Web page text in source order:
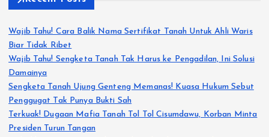
Wajib Tahu! Cara Balik Nama Sertifikat Tanah Untuk Ahli Waris
Biar Tidak Ribet
Wajib Tahu! Sengketa Tanah Tak Harus ke Pengadilan, Ini Solusi
Damainya
Sengketa Tanah Ujung Genteng Memanas! Kuasa Hukum Sebut
Penggugat Tak Punya Bukti Sah
Terkuak! Dugaan Mafia Tanah Tol Tol Cisumdawu, Korban Minta
Presiden Turun Tangan